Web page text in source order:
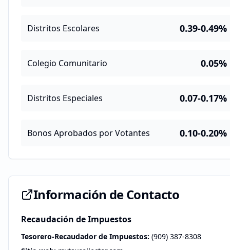
Distritos Escolares 0.39-0.49%
Colegio Comunitario 0.05%
Distritos Especiales 0.07-0.17%
Bonos Aprobados por Votantes 0.10-0.20%
Información de Contacto
Recaudación de Impuestos
Tesorero-Recaudador de Impuestos: (909) 387-8308